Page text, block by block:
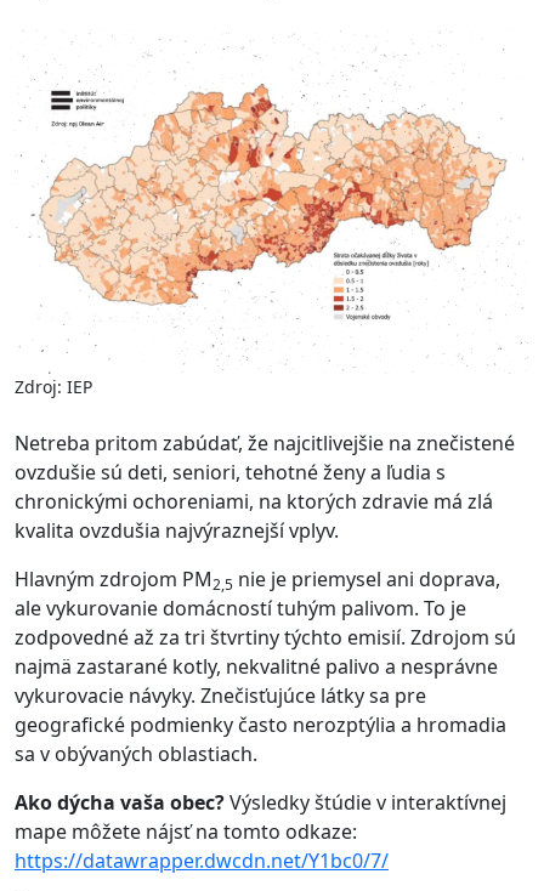
Zdroj: IEP
Netreba pritom zabúdať, že najcitlivejšie na znečistené
ovzdušie sú deti, seniori, tehotné ženy a ľudia s
chronickými ochoreniami, na ktorých zdravie má zlá
kvalita ovzdušia najvýraznejší vplyv.
Hlavným zdrojom PM2,5 nie je priemysel ani doprava,
ale vykurovanie domácností tuhým palivom. To je
zodpovedné až za tri štvrtiny týchto emisií. Zdrojom sú
najmä zastarané kotly, nekvalitné palivo a nesprávne
vykurovacie návyky. Znečisťujúce látky sa pre
geografické podmienky často nerozptýlia a hromadia
sa v obývaných oblastiach.
Ako dýcha vaša obec?Výsledky štúdie v interaktívnej
mape môžete nájsť na tomto odkaze:
https://datawrapper.dwcdn.net/Y1bc0/7/